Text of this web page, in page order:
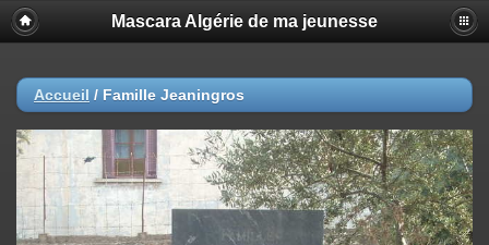
Mascara Algérie de ma jeunesse
Accueil / Famille Jeaningros